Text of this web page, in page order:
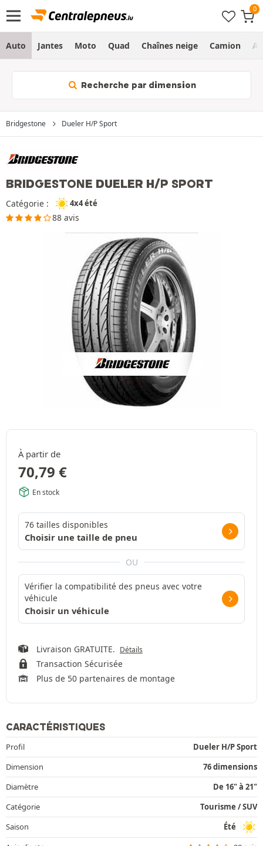
Auto Jantes Moto Quad Chaînes neige Camion
Recherche par dimension
Bridgestone Dueler H/P Sport
BRIDGESTONE DUELER H/P SPORT
Catégorie : 4x4 été
88 avis
À partir de
70,79 €
En stock
76 tailles disponibles
Choisir une taille de pneu
OU
Vérifier la compatibilité des pneus avec votre
véhicule
Choisir un véhicule
Livraison GRATUITE. Détails
Transaction Sécurisée
Plus de 50 partenaires de montage
CARACTÉRISTIQUES
Profil
Dueler H/P Sport
Dimension
76 dimensions
Diamètre
De 16" à 21"
Catégorie
Tourisme / SUV
Saison
Été